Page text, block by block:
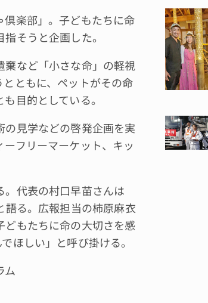
楽部」。子どもたちに命
そうと企画した。
など「小さな命」の軽視
ともに、ペットがその命
目的としている。
見学などの啓発企画を実
フリーマーケット、キッ
代表の村口早苗さんは
語る。広報担当の柿原麻衣
もたちに命の大切さを感
ほしい」と呼び掛ける。
ム